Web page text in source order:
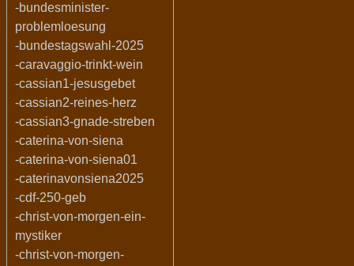
-bundesminister-
problemloesung
-bundestagswahl-2025
-caravaggio-trinkt-wein
-cassian1-jesusgebet
-cassian2-reines-herz
-cassian3-gnade-streben
-caterina-von-siena
-caterina-von-siena01
-caterinavonsiena2025
-cdf-250-geb
-christ-von-morgen-ein-
mystiker
-christ-von-morgen-